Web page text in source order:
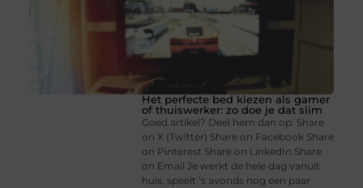
Het perfecte bed kiezen als gamer
of thuiswerker: zo doe je dat slim
Goed artikel? Deel hem dan op: Share
on X (Twitter) Share on Facebook Share
on Pinterest Share on LinkedIn Share
on Email Je werkt de hele dag vanuit
huis, speelt ’s avonds nog een paar